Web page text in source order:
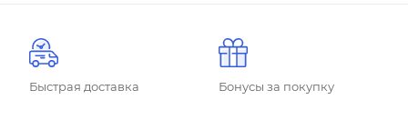
Быстрая доставка Бонусы за покупку